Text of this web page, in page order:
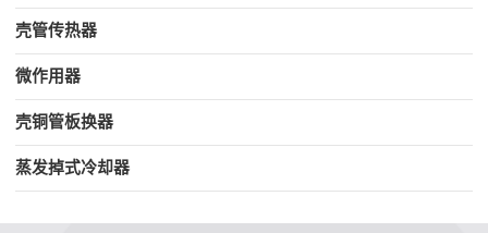
壳管传热器
微作用器
壳铜管板换器
蒸发掉式冷却器